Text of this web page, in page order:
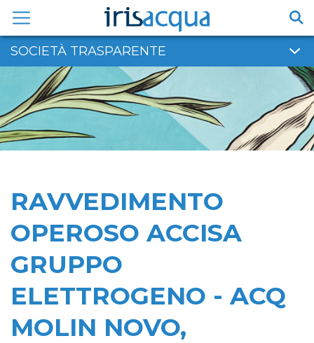
contenuto
SOCIETÀ TRASPARENTE
RAVVEDIMENTO
OPEROSO ACCISA
GRUPPO
ELETTROGENO - ACQ
MOLIN NOVO,